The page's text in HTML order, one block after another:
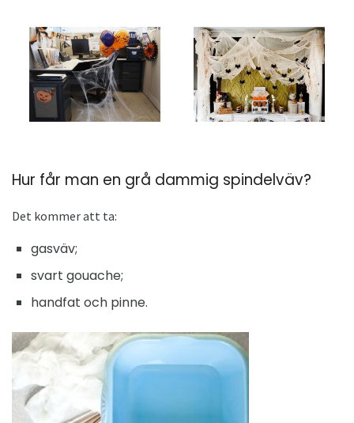
Hur får man en grå dammig spindelväv?
Det kommer att ta:
gasväv;
svart gouache;
handfat och pinne.